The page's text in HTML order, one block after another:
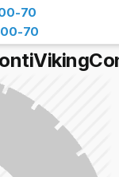
70
70